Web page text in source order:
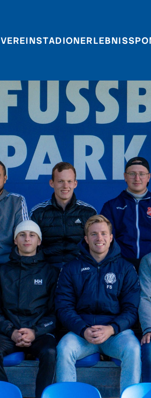
VEREINSTADIONERLEBNIS